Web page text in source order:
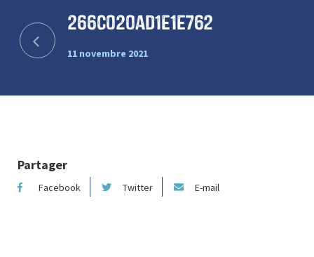
266c020ad1e1e762
11 novembre 2021
Partager
Facebook Twitter E-mail